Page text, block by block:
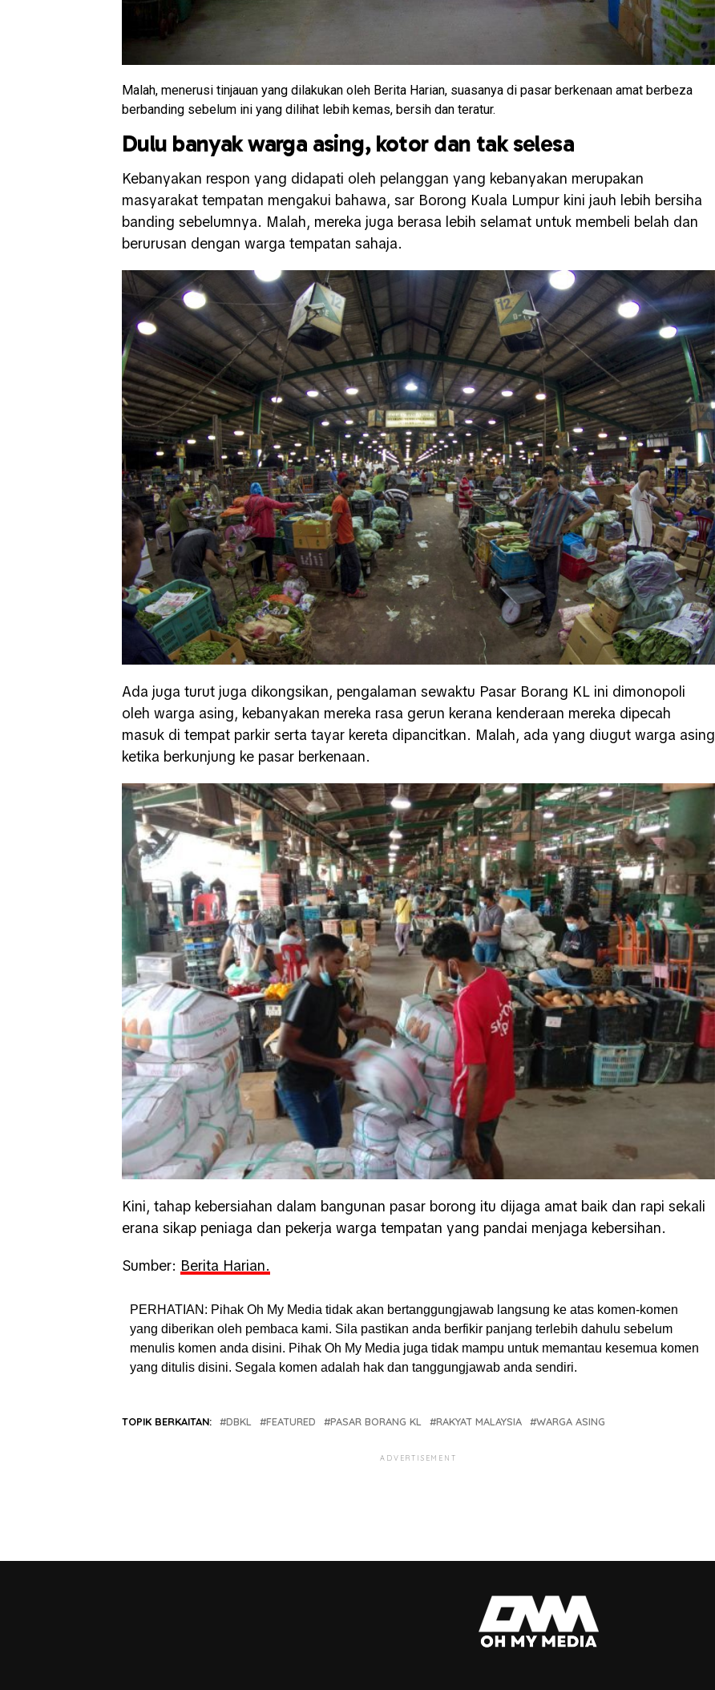
Malah, menerusi tinjauan yang dilakukan oleh Berita Harian, suasanya di pasar berkenaan amat berbeza
berbanding sebelum ini yang dilihat lebih kemas, bersih dan teratur.
Dulu banyak warga asing, kotor dan tak selesa
Kebanyakan respon yang didapati oleh pelanggan yang kebanyakan merupakan
masyarakat tempatan mengakui bahawa, sar Borong Kuala Lumpur kini jauh lebih bersiha
banding sebelumnya. Malah, mereka juga berasa lebih selamat untuk membeli belah dan
berurusan dengan warga tempatan sahaja.
Ada juga turut juga dikongsikan, pengalaman sewaktu Pasar Borang KL ini dimonopoli
oleh warga asing, kebanyakan mereka rasa gerun kerana kenderaan mereka dipecah
masuk di tempat parkir serta tayar kereta dipancitkan. Malah, ada yang diugut warga asing
ketika berkunjung ke pasar berkenaan.
Kini, tahap kebersiahan dalam bangunan pasar borong itu dijaga amat baik dan rapi sekali
erana sikap peniaga dan pekerja warga tempatan yang pandai menjaga kebersihan.
Sumber: Berita Harian.
PERHATIAN: Pihak Oh My Media tidak akan bertanggungjawab langsung ke atas komen-komen
yang diberikan oleh pembaca kami. Sila pastikan anda berfikir panjang terlebih dahulu sebelum
menulis komen anda disini. Pihak Oh My Media juga tidak mampu untuk memantau kesemua komen
yang ditulis disini. Segala komen adalah hak dan tanggungjawab anda sendiri.
TOPIK BERKAITAN: DBKL FEATURED PASAR BORANG KL RAKYAT MALAYSIA WARGA ASING
ADVERTISEMENT